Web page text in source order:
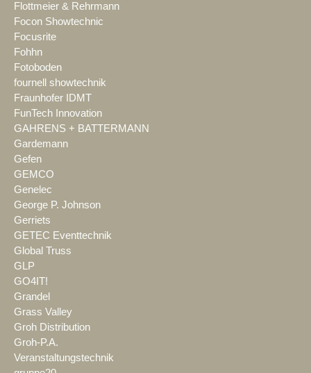
Flottmeier & Rehrmann
Focon Showtechnic
Focusrite
Fohhn
Fotoboden
fournell showtechnik
Fraunhofer IDMT
FunTech Innovation
GAHRENS + BATTERMANN
Gardemann
Gefen
GEMCO
Genelec
George P. Johnson
Gerriets
GETEC Eventtechnik
Global Truss
GLP
GO4IT!
Grandel
Grass Valley
Groh Distribution
Groh-P.A.
Veranstaltungstechnik